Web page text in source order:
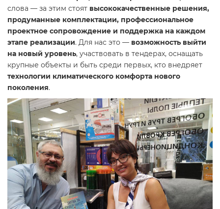
слова — за этим стоят высококачественные решения,
продуманные комплектации, профессиональное
проектное сопровождение и поддержка на каждом
этапе реализации. Для нас это — возможность выйти
на новый уровень, участвовать в тендерах, оснащать
крупные объекты и быть среди первых, кто внедряет
технологии климатического комфорта нового
поколения.